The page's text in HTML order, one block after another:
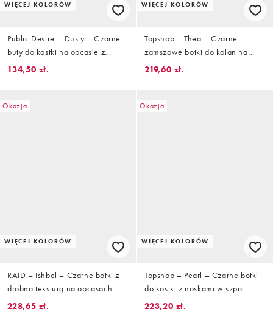
WIĘCEJ KOLORÓW
Public Desire – Dusty – Czarne
buty do kostki na obcasie z
kwadratowymi noskami
134,50 zł.
WIĘCEJ KOLORÓW
Topshop – Thea – Czarne
zamszowe botki do kolan na
obcasie klockowym
219,60 zł.
Okazja
WIĘCEJ KOLORÓW
RAID – Ishbel – Czarne botki z
drobna teksturą na obcasach
klockowym
228,65 zł.
Okazja
WIĘCEJ KOLORÓW
Topshop – Pearl – Czarne botki
do kostki z noskami w szpic
223,20 zł.